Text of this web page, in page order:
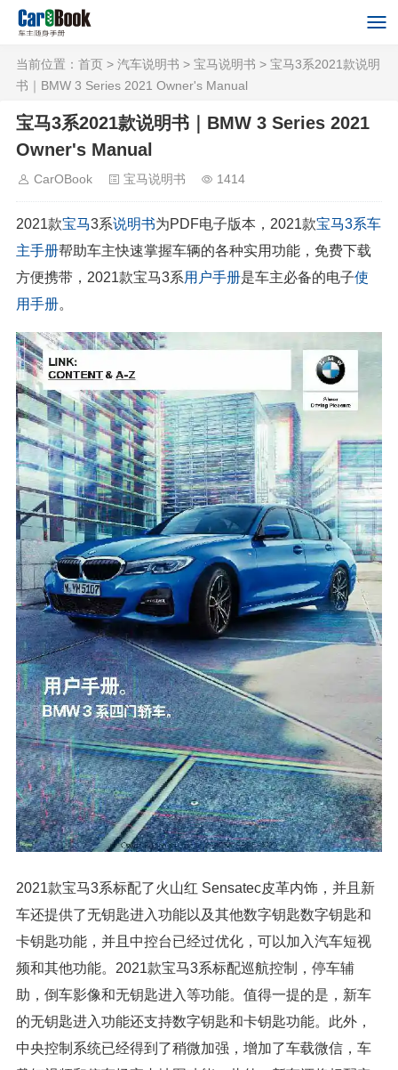
当前位置： 首页 > 汽车说明书 > 宝马说明书 > 宝马3系2021款说明
书｜BMW 3 Series 2021 Owner's Manual
宝马3系2021款说明书｜BMW 3 Series 2021
Owner's Manual
CarOBook 宝马说明书 1414
2021款宝马3系说明书为PDF电子版本，2021款宝马3系车
主手册帮助车主快速掌握车辆的各种实用功能，免费下载
方便携带，2021款宝马3系用户手册是车主必备的电子使
用手册。
2021款宝马3系标配了火山红 Sensatec皮革内饰，并且新
车还提供了无钥匙进入功能以及其他数字钥匙数字钥匙和
卡钥匙功能，并且中控台已经过优化，可以加入汽车短视
频和其他功能。2021款宝马3系标配巡航控制，停车辅
助，倒车影像和无钥匙进入等功能。值得一提的是，新车
的无钥匙进入功能还支持数字钥匙和卡钥匙功能。此外，
中央控制系统已经得到了稍微加强，增加了车载微信，车